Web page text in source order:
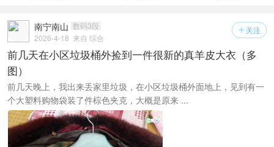
 关注
南宁南山 数码3段
2026-4-18 来自 综合
前几天在小区垃圾桶外捡到一件很新的真羊皮大衣（多
图）
前几天晚上，我出来丢家里垃圾，在小区垃圾桶外面地上，见到有一
个大塑料购物袋装了件棕色夹克，大概是原来 ...